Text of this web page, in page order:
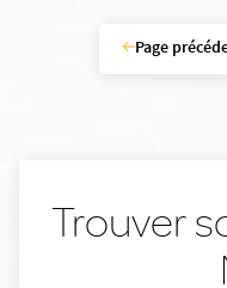
Page
Trouver